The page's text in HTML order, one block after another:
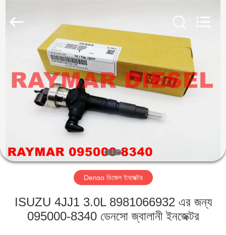
পণ্য
কারখানা
LTD.
Denso ডিজেল ইনজেক্টর
ISUZU 4JJ1 3.0L 8981066932 এর জন্য
095000-8340 ডেনসো জ্বালানী ইনজেক্টর